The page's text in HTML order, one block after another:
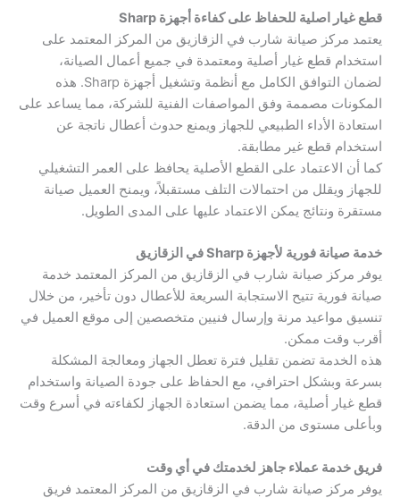
قطع غيار اصلية للحفاظ على كفاءة أجهزة Sharp
يعتمد مركز صيانة شارب في الزقازيق من المركز المعتمد على
استخدام قطع غيار أصلية ومعتمدة في جميع أعمال الصيانة،
لضمان التوافق الكامل مع أنظمة وتشغيل أجهزة Sharp. هذه
المكونات مصممة وفق المواصفات الفنية للشركة، مما يساعد على
استعادة الأداء الطبيعي للجهاز ويمنع حدوث أعطال ناتجة عن
استخدام قطع غير مطابقة.
كما أن الاعتماد على القطع الأصلية يحافظ على العمر التشغيلي
للجهاز ويقلل من احتمالات التلف مستقبلاً، ويمنح العميل صيانة
مستقرة ونتائج يمكن الاعتماد عليها على المدى الطويل.
خدمة صيانة فورية لأجهزة Sharp في الزقازيق
يوفر مركز صيانة شارب في الزقازيق من المركز المعتمد خدمة
صيانة فورية تتيح الاستجابة السريعة للأعطال دون تأخير، من خلال
تنسيق مواعيد مرنة وإرسال فنيين متخصصين إلى موقع العميل في
أقرب وقت ممكن.
هذه الخدمة تضمن تقليل فترة تعطل الجهاز ومعالجة المشكلة
بسرعة وبشكل احترافي، مع الحفاظ على جودة الصيانة واستخدام
قطع غيار أصلية، مما يضمن استعادة الجهاز لكفاءته في أسرع وقت
وبأعلى مستوى من الدقة.
فريق خدمة عملاء جاهز لخدمتك في أي وقت
يوفر مركز صيانة شارب في الزقازيق من المركز المعتمد فريق